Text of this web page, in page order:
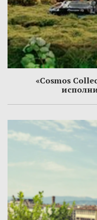
«Cosmos